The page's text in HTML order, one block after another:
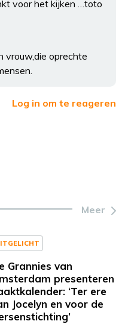
voor het kijken …toto
vrouw,die oprechte
Log in om te reageren
Meer
Grannies van
presenteren
‘Ter ere
Jocelyn en voor de